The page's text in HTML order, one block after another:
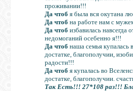
проживании!!!
Да чтоб я была вся окутана
Да чтоб на работе нам с
Да чтоб избавилась навсегда
недомоганий осебенно я!!!
Да чтоб наша семья купалась
достатке, благополучии,
радости!!!
Да чтоб я купалась во
достатке, благополучии.
Так Есть!!! 27*108 раз!!!